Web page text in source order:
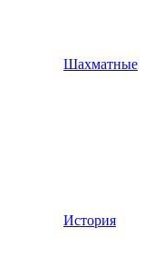
Шахматные
История